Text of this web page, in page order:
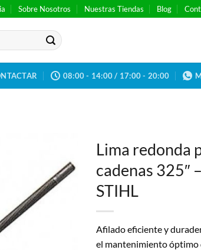
Sobre Nosotros Nuestras Tiendas Blog
08:00 - 14:00 / 17:00 - 20:00
Lima redonda
cadenas 325″
STIHL
Afilado eficiente y
el mantenimiento óptimo